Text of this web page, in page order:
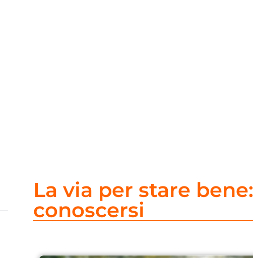
La via per stare bene:
conoscersi